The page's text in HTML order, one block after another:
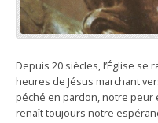
Depuis 20 siècles, l’Église
heures de Jésus marchant
péché en pardon, notre peur
renaît toujours notre